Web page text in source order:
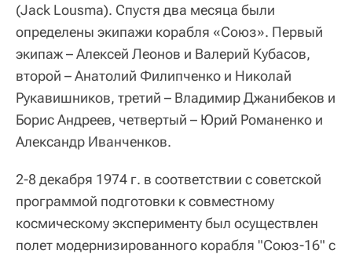
(Jack Lousma). Спустя два месяца были
определены экипажи корабля «Союз». Первый
экипаж – Алексей Леонов и Валерий Кубасов,
второй – Анатолий Филипченко и Николай
Рукавишников, третий – Владимир Джанибеков и
Борис Андреев, четвертый – Юрий Романенко и
Александр Иванченков.
2-8 декабря 1974 г. в соответствии с советской
программой подготовки к совместному
космическому эксперименту был осуществлен
полет модернизированного корабля "Союз-16" с